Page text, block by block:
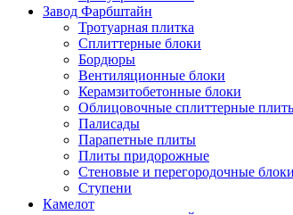
Завод Фарбштайн
Тротуарная плитка
Cплиттерные блоки
Бордюры
Вентиляционные блоки
Керамзитобетонные блоки
Облицовочные сплиттерные
Палисады
Парапетные плиты
Плиты придорожные
Стеновые и перегородочные блоки
Ступени
Камелот